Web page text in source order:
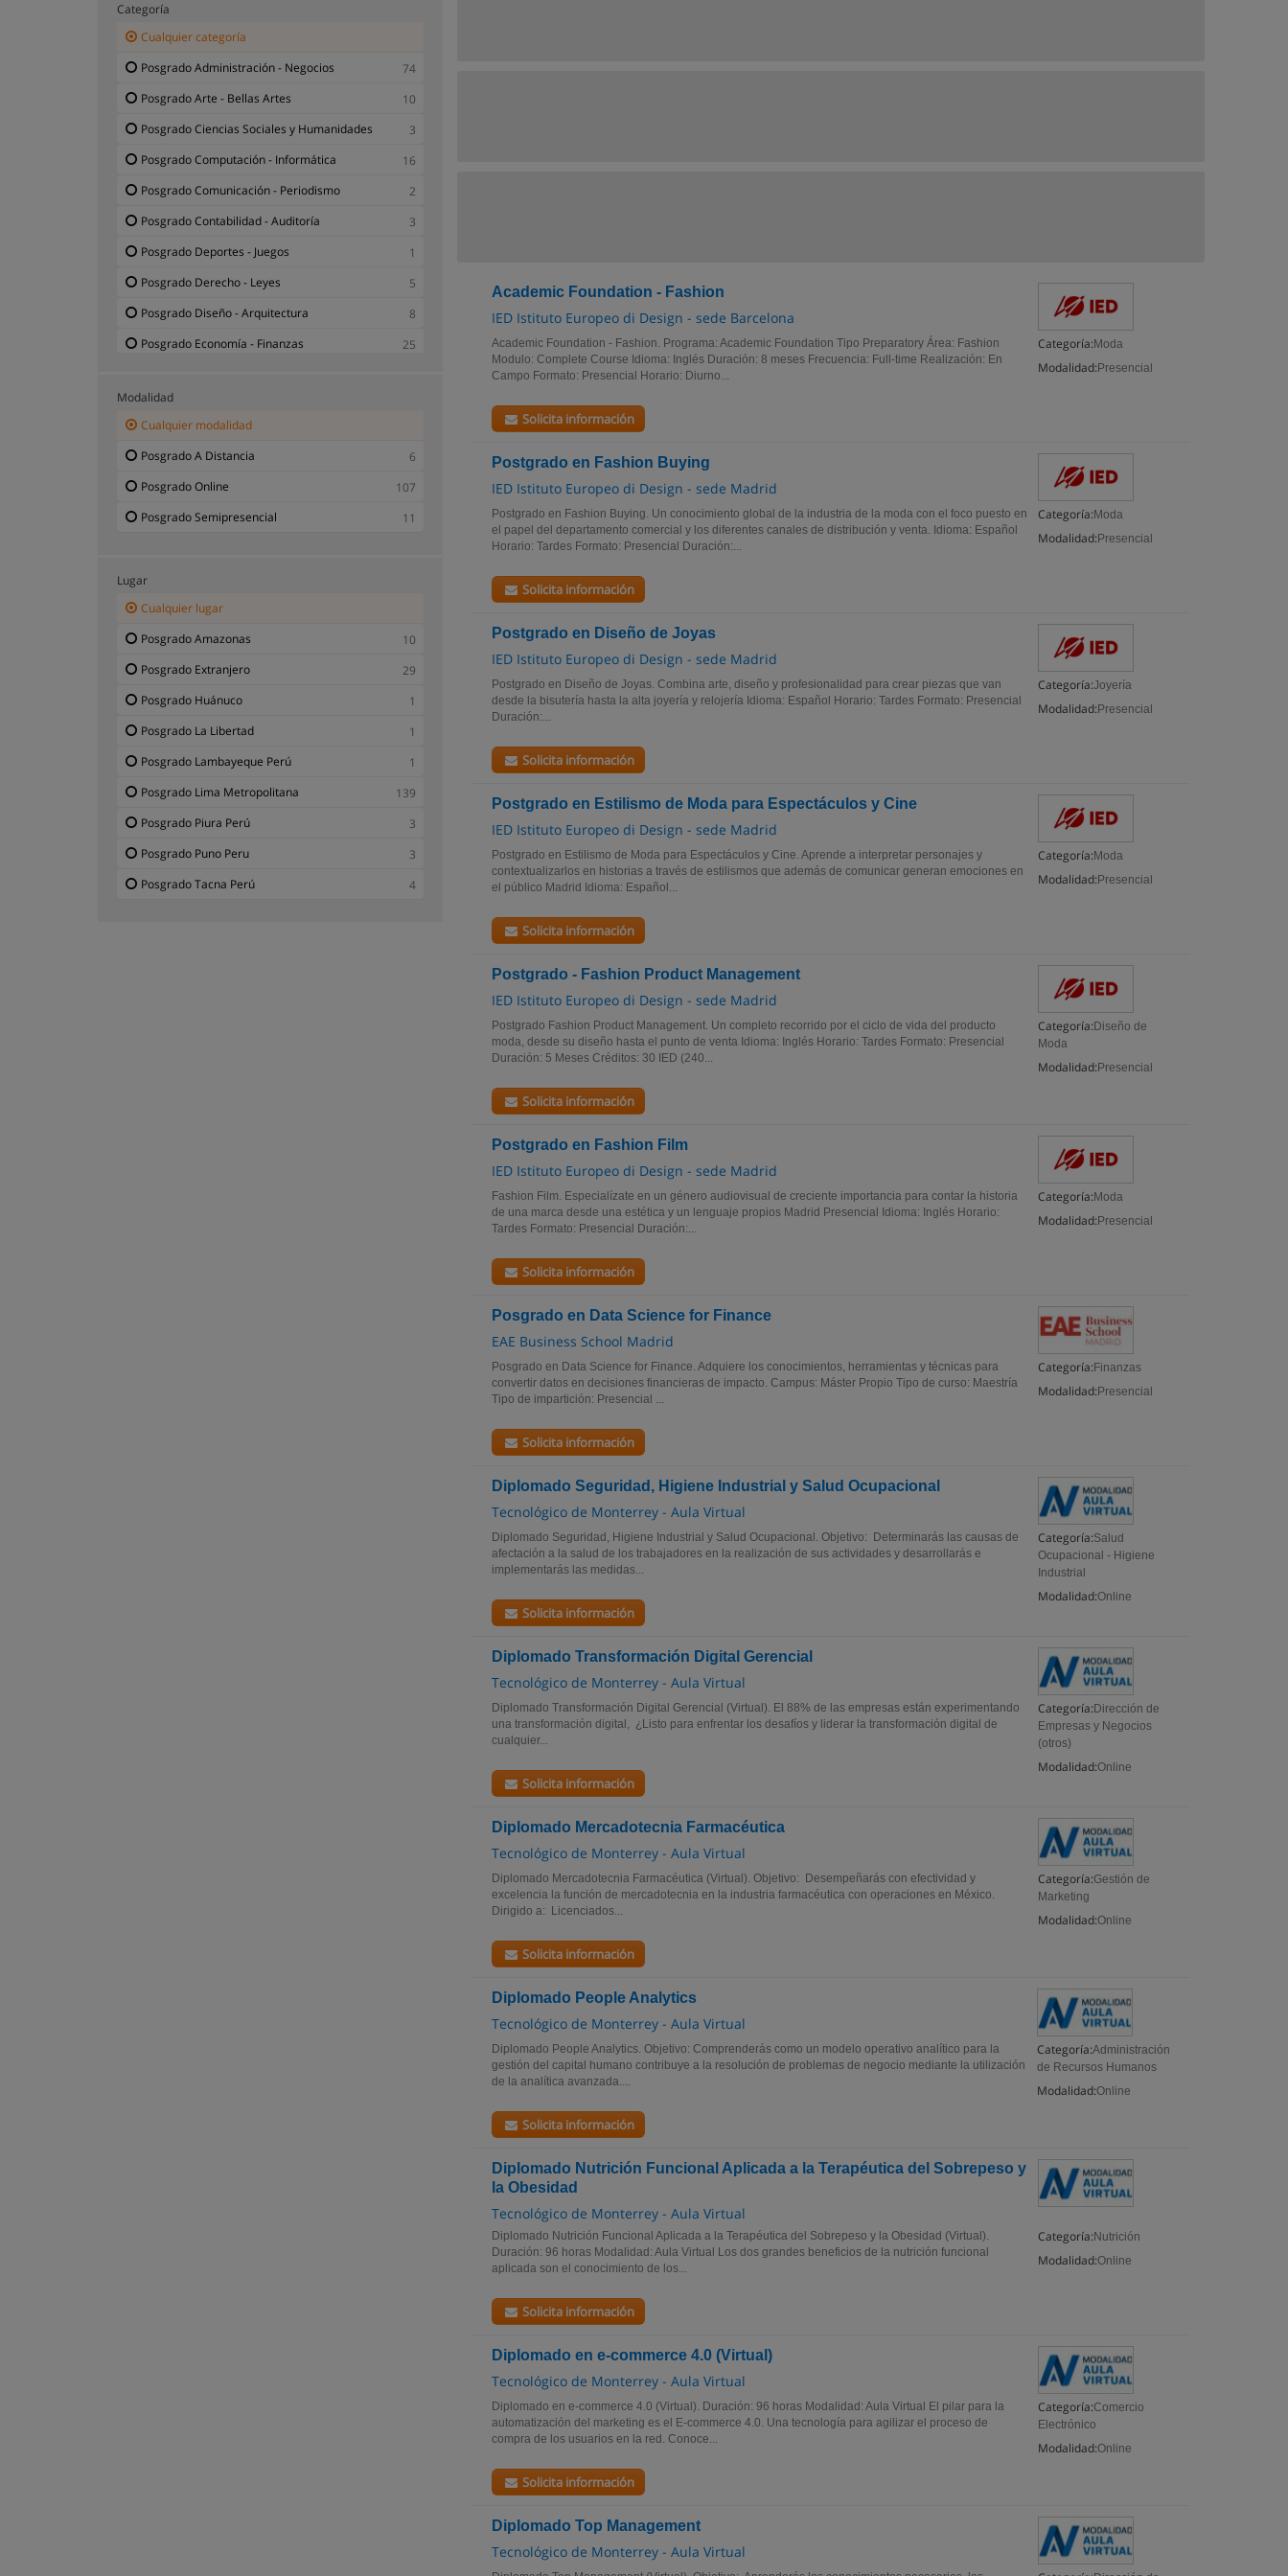
Academic Foundation - Fashion
IED Istituto Europeo di Design - sede Barcelona
Categoría: Moda
Modalidad: Presencial
Academic Foundation - Fashion. Programa: Academic Foundation Tipo Preparatory Área: Fashion
Modulo: Complete Course Idioma: Inglés Duración: 8 meses Frecuencia: Full-time Realización: En
Campo Formato: Presencial Horario: Diurno...
Solicita información
Postgrado en Fashion Buying
IED Istituto Europeo di Design - sede Madrid
Categoría: Moda
Modalidad: Presencial
Postgrado en Fashion Buying. Un conocimiento global de la industria de la moda con el foco puesto en
el papel del departamento comercial y los diferentes canales de distribución y venta. Idioma: Español
Horario: Tardes Formato: Presencial Duración:...
Solicita información
Postgrado en Diseño de Joyas
IED Istituto Europeo di Design - sede Madrid
Categoría:Joyería
Modalidad: Presencial
Postgrado en Diseño de Joyas. Combina arte, diseño y profesionalidad para crear piezas que van
desde la bisutería hasta la alta joyería y relojería Idioma: Español Horario: Tardes Formato: Presencial
Duración:...
Solicita información
Postgrado en Estilismo de Moda para Espectáculos y Cine
IED Istituto Europeo di Design - sede Madrid
Categoría: Moda
Modalidad: Presencial
Postgrado en Estilismo de Moda para Espectáculos y Cine. Aprende a interpretar personajes y
contextualizarlos en historias a través de estilismos que además de comunicar generan emociones en
el público Madrid Idioma: Español...
Solicita información
Postgrado - Fashion Product Management
IED Istituto Europeo di Design - sede Madrid
Categoría: Diseño de
Moda
Modalidad: Presencial
Postgrado Fashion Product Management. Un completo recorrido por el ciclo de vida del producto
moda, desde su diseño hasta el punto de venta Idioma: Inglés Horario: Tardes Formato: Presencial
Duración: 5 Meses Créditos: 30 IED (240...
Solicita información
Postgrado en Fashion Film
IED Istituto Europeo di Design - sede Madrid
Categoría: Moda
Modalidad: Presencial
Fashion Film. Especialízate en un género audiovisual de creciente importancia para contar la historia
de una marca desde una estética y un lenguaje propios Madrid Presencial Idioma: Inglés Horario:
Tardes Formato: Presencial Duración:...
Solicita información
Posgrado en Data Science for Finance
EAE Business School Madrid
Categoría: Finanzas
Modalidad: Presencial
Posgrado en Data Science for Finance. Adquiere los conocimientos, herramientas y técnicas para
convertir datos en decisiones financieras de impacto. Campus: Máster Propio Tipo de curso: Maestría
Tipo de impartición: Presencial ...
Solicita información
Diplomado Seguridad, Higiene Industrial y Salud Ocupacional
Tecnológico de Monterrey - Aula Virtual
Categoría:Salud
Ocupacional - Higiene
Industrial
Modalidad:Online
Diplomado Seguridad, Higiene Industrial y Salud Ocupacional. Objetivo: Determinarás las causas de
afectación a la salud de los trabajadores en la realización de sus actividades y desarrollarás e
implementarás las medidas...
Solicita información
Diplomado Transformación Digital Gerencial
Tecnológico de Monterrey - Aula Virtual
Categoría: Dirección de
Empresas y Negocios
(otros)
Modalidad:Online
Diplomado Transformación Digital Gerencial (Virtual). El 88% de las empresas están experimentando
una transformación digital, ¿Listo para enfrentar los desafíos y liderar la transformación digital de
cualquier...
Solicita información
Diplomado Mercadotecnia Farmacéutica
Tecnológico de Monterrey - Aula Virtual
Categoría:Gestión de
Marketing
Modalidad:Online
Diplomado Mercadotecnia Farmacéutica (Virtual). Objetivo: Desempeñarás con efectividad y
excelencia la función de mercadotecnia en la industria farmacéutica con operaciones en México.
Dirigido a: Licenciados...
Solicita información
Diplomado People Analytics
Tecnológico de Monterrey - Aula Virtual
Categoría:Administración
de Recursos Humanos
Modalidad:Online
Diplomado People Analytics. Objetivo: Comprenderás como un modelo operativo analítico para la
gestión del capital humano contribuye a la resolución de problemas de negocio mediante la utilización
de la analítica avanzada....
Solicita información
Diplomado Nutrición Funcional Aplicada a la Terapéutica del Sobrepeso y
la Obesidad
Tecnológico de Monterrey - Aula Virtual
Categoría: Nutrición
Modalidad:Online
Diplomado Nutrición Funcional Aplicada a la Terapéutica del Sobrepeso y la Obesidad (Virtual).
Duración: 96 horas Modalidad: Aula Virtual Los dos grandes beneficios de la nutrición funcional
aplicada son el conocimiento de los...
Solicita información
Diplomado en e-commerce 4.0 (Virtual)
Tecnológico de Monterrey - Aula Virtual
Categoría:Comercio
Electrónico
Modalidad:Online
Diplomado en e-commerce 4.0 (Virtual). Duración: 96 horas Modalidad: Aula Virtual El pilar para la
automatización del marketing es el E-commerce 4.0. Una tecnología para agilizar el proceso de
compra de los usuarios en la red. Conoce...
Solicita información
Diplomado Top Management
Tecnológico de Monterrey - Aula Virtual
Categoría
Cualquier categoría
Posgrado Administración - Negocios
74
Posgrado Arte - Bellas Artes
10
Posgrado Ciencias Sociales y Humanidades
3
Posgrado Computación - Informática
16
Posgrado Comunicación - Periodismo
2
Posgrado Contabilidad - Auditoría
3
Posgrado Deportes - Juegos
1
Posgrado Derecho - Leyes
5
Posgrado Diseño - Arquitectura
8
Posgrado Economía - Finanzas
25
Posgrado Formación Personal
Posgrado Gastronomía - Alimentación
Posgrado Geografía - Geología
Posgrado Hotelería y Turismo
Posgrado Impuestos - Renta
Posgrado Inmobiliaria
Posgrado MBA
Posgrado Marketing - Publicidad
Posgrado Medicina - Salud
Posgrado Medio Ambiente
Posgrado Psicología - Salud Mental
Posgrado Recursos Humanos - RRHH
Posgrado Riesgo de Trabajo
Posgrado Servicios Públicos
Modalidad
Cualquier modalidad
Posgrado A Distancia
6
Posgrado Online
107
Posgrado Semipresencial
11
Lugar
Cualquier lugar
Posgrado Amazonas
10
Posgrado Extranjero
29
Posgrado Huánuco
1
Posgrado La Libertad
1
Posgrado Lambayeque Perú
1
Posgrado Lima Metropolitana
139
Posgrado Piura Perú
3
Posgrado Puno Peru
3
Posgrado Tacna Perú
4